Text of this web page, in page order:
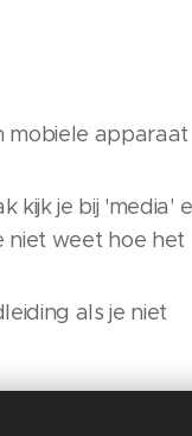
mobiele apparaat
kijk je bij 'media'
niet weet hoe het
als je niet